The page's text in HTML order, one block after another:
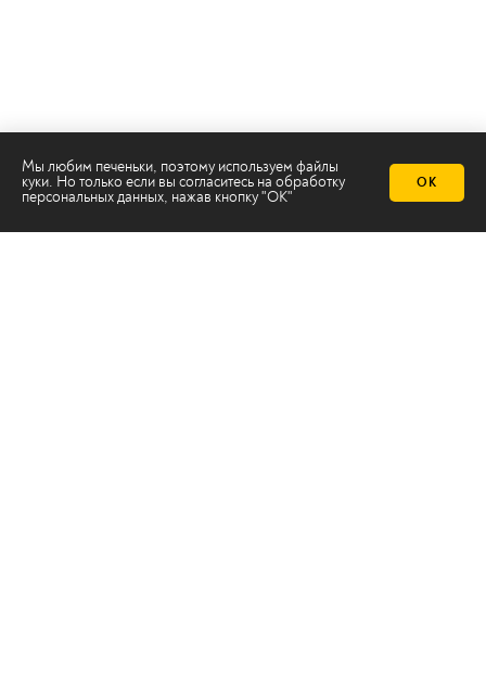
Мы любим печеньки, поэтому используем файлы
куки. Но только если вы согласитесь на обработку
персональных данных, нажав кнопку "ОК"
ОК